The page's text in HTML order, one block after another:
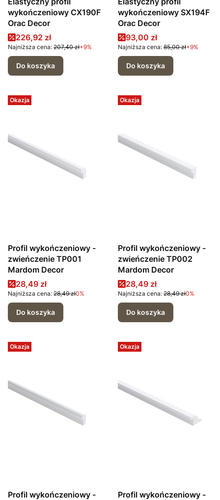
wykończeniowy CX190F
Orac Decor
Cena promocyjna
226,92 zł
Najniższa cena: 207,40 zł+9%
Do koszyka
wykończeniowy SX194F
Orac Decor
Cena promocyjna
93,00 zł
Najniższa cena: 85,00 zł+9%
Do koszyka
Okazja
Profil wykończeniowy -
zwieńczenie TP001
Mardom Decor
Cena promocyjna
28,49 zł
Najniższa cena: 28,49 zł0%
Do koszyka
Okazja
Profil wykończeniowy -
zwieńczenie TP002
Mardom Decor
Cena promocyjna
28,49 zł
Najniższa cena: 28,49 zł0%
Do koszyka
Okazja
Profil wykończeniowy -
Okazja
Profil wykończeniowy -